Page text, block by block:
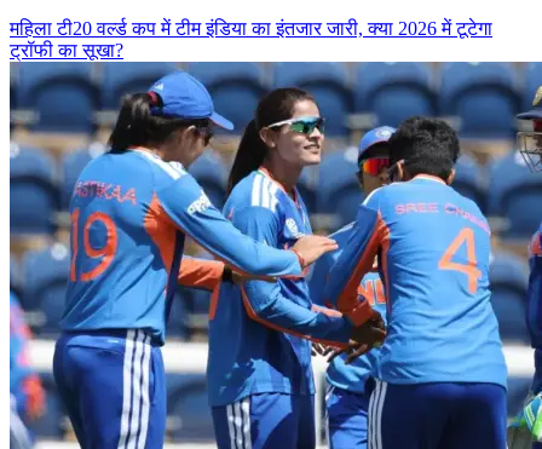
महिला टी20 वर्ल्ड कप में टीम इंडिया का इंतजार जारी, क्या 2026 में टूटेगा
ट्रॉफी का सूखा?